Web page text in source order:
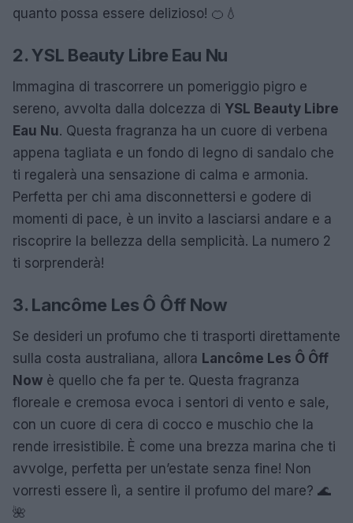
quanto possa essere delizioso! 🍊💧
2. YSL Beauty Libre Eau Nu
Immagina di trascorrere un pomeriggio pigro e
sereno, avvolta dalla dolcezza di YSL Beauty Libre
Eau Nu. Questa fragranza ha un cuore di verbena
appena tagliata e un fondo di legno di sandalo che
ti regalerà una sensazione di calma e armonia.
Perfetta per chi ama disconnettersi e godere di
momenti di pace, è un invito a lasciarsi andare e a
riscoprire la bellezza della semplicità. La numero 2
ti sorprenderà!
3. Lancôme Les Ô Ôff Now
Se desideri un profumo che ti trasporti direttamente
sulla costa australiana, allora Lancôme Les Ô Ôff
Now è quello che fa per te. Questa fragranza
floreale e cremosa evoca i sentori di vento e sale,
con un cuore di cera di cocco e muschio che la
rende irresistibile. È come una brezza marina che ti
avvolge, perfetta per un’estate senza fine! Non
vorresti essere lì, a sentire il profumo del mare? 🌊
🌺